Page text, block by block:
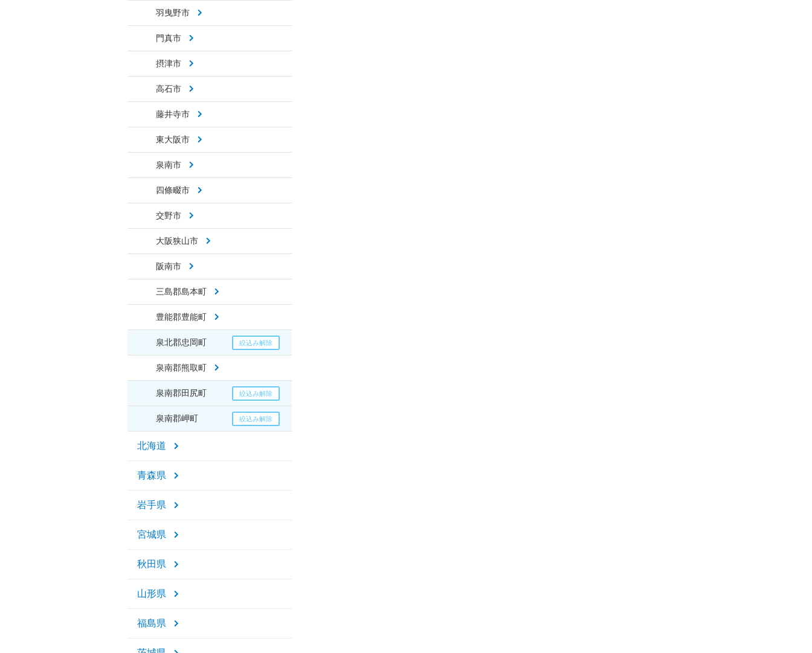
羽曳野市
門真市
摂津市
高石市
藤井寺市
東大阪市
泉南市
四條畷市
交野市
大阪狭山市
阪南市
三島郡島本町
豊能郡豊能町
泉北郡忠岡町
泉南郡熊取町
泉南郡田尻町
泉南郡岬町
北海道
青森県
岩手県
宮城県
秋田県
山形県
福島県